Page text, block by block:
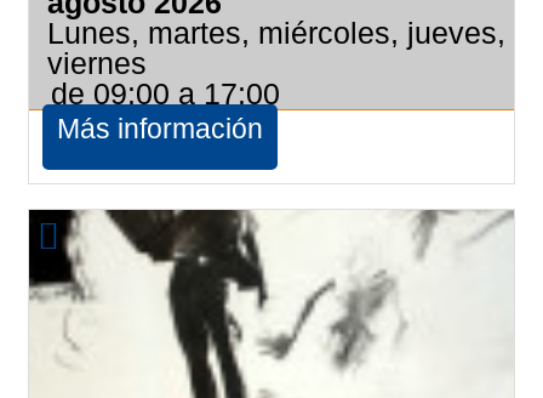
Lunes, martes, miércoles, jueves,
viernes
de 09:00 a 17:00
Más información